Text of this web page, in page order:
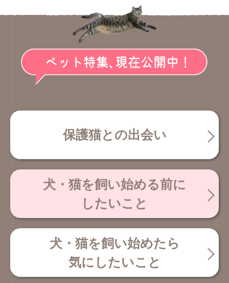
保護猫との出会い
犬・猫を飼い始める前に
したいこと
犬・猫を飼い始めたら
気にしたいこと